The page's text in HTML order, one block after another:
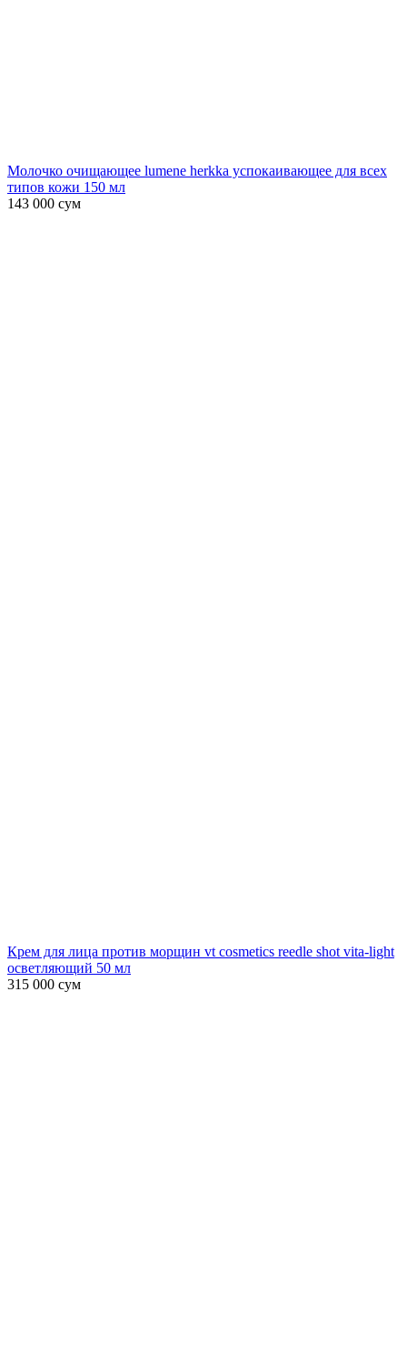
Молочко очищающее lumene herkka успокаивающее для всех
типов кожи 150 мл
143 000 сум
Крем для лица против морщин vt cosmetics reedle shot vita-light
осветляющий 50 мл
315 000 сум